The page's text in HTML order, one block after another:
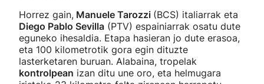
Horrez gain, Manuele Tarozzi (BCS) italiarrak eta
Diego Pablo Sevilla (PTV) espainiarrak osatu dute
eguneko ihesaldia. Etapa hasieran jo dute erasoa,
eta 100 kilometrotik gora egin dituzte
lasterketaren buruan. Alabaina, tropelak
kontrolpean izan ditu une oro, eta helmugara